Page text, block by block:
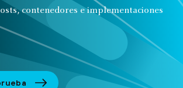
contenedores e implementaciones